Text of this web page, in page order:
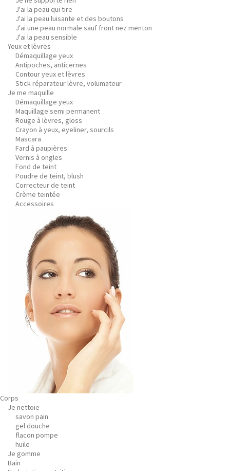
J'ai la peau qui tire
J'ai la peau luisante et des boutons
J'ai une peau normale sauf front nez menton
J'ai la peau sensible
Yeux et lèvres
Démaquillage yeux
Antipoches, anticernes
Contour yeux et lèvres
Stick réparateur lèvre, volumateur
Je me maquille
Démaquillage yeux
Maquillage semi permanent
Rouge à lèvres, gloss
Crayon à yeux, eyeliner, sourcils
Mascara
Fard à paupières
Vernis à ongles
Fond de teint
Poudre de teint, blush
Correcteur de teint
Crème teintée
Accessoires
Corps
Je nettoie
savon pain
gel douche
flacon pompe
huile
Je gomme
Bain